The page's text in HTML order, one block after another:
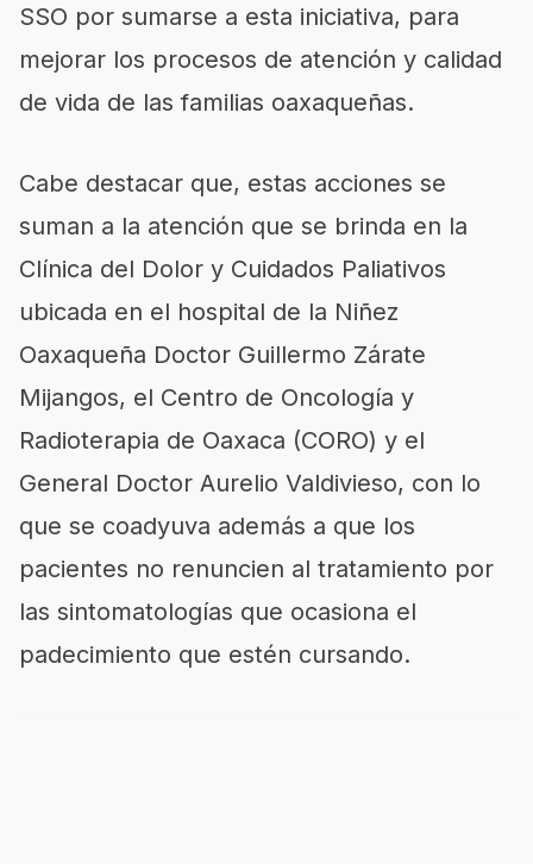
SSO por sumarse a esta iniciativa, para
mejorar los procesos de atención y calidad
de vida de las familias oaxaqueñas.
Cabe destacar que, estas acciones se
suman a la atención que se brinda en la
Clínica del Dolor y Cuidados Paliativos
ubicada en el hospital de la Niñez
Oaxaqueña Doctor Guillermo Zárate
Mijangos, el Centro de Oncología y
Radioterapia de Oaxaca (CORO) y el
General Doctor Aurelio Valdivieso, con lo
que se coadyuva además a que los
pacientes no renuncien al tratamiento por
las sintomatologías que ocasiona el
padecimiento que estén cursando.